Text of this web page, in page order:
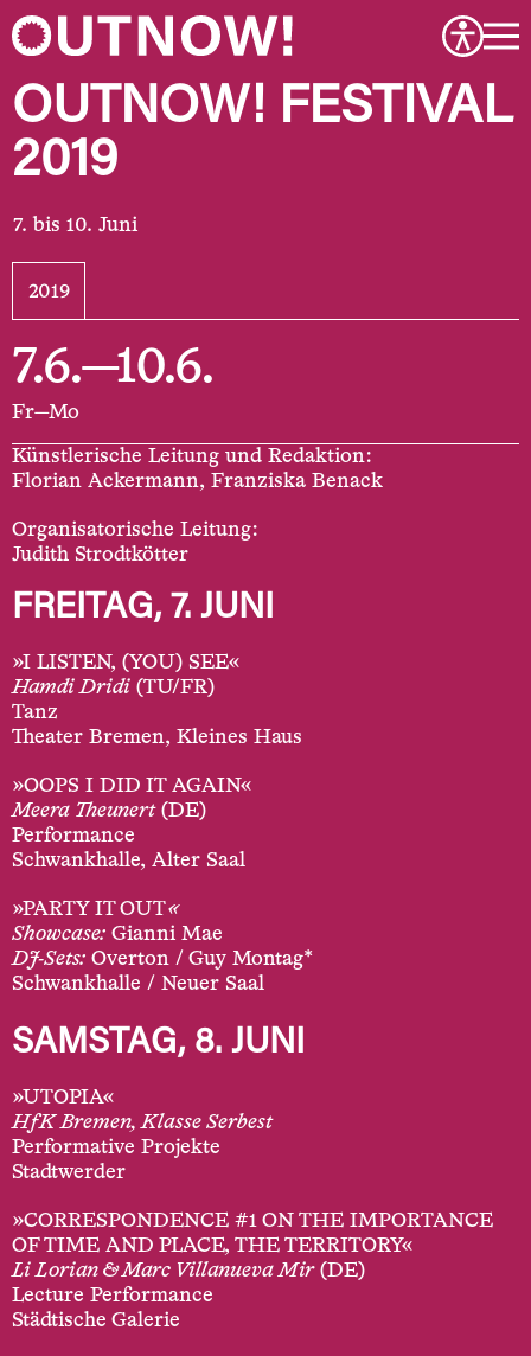
OUTNOW! FESTIVAL
2019
bis 10. Juni
2019
7.6.—10.6.
Fr—Mo
Künstlerische Leitung und Redaktion:
Florian Ackermann, Franziska Benack
Organisatorische Leitung:
Judith Strodtkötter
FREITAG, 7. JUNI
»I LISTEN, (YOU) SEE«
Hamdi Dridi (TU/FR)
Tanz
Theater Bremen, Kleines Haus
»OOPS I DID IT AGAIN«
Meera Theunert(DE)
Performance
Schwankhalle, Alter Saal
»PARTY IT OUT«
Showcase: Gianni Mae
DJ-Sets: Overton / Guy Montag*
Schwankhalle / Neuer Saal
SAMSTAG, 8. JUNI
»UTOPIA«
HfK Bremen, Klasse Serbest
Performative Projekte
Stadtwerder
»CORRESPONDENCE #1 ON THE IMPORTANCE
OF TIME AND PLACE, THE TERRITORY«
Li Lorian & Marc Villanueva Mir(DE)
Lecture Performance
Städtische Galerie